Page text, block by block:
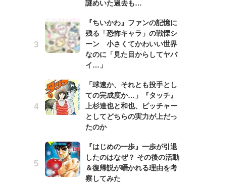
謎めいた過去も…
『ちいかわ』ファンの記憶に
残る「恐怖キャラ」の戦慄シ
ーン 小さくてかわいい世界
なのに「見た目からしてヤバ
イ…」
「球速か、それとも投手とし
ての完成度か…」『タッチ』
上杉達也と和也、ピッチャー
としてどちらの実力が上だっ
たのか
『はじめの一歩』一歩が引退
したのはなぜ？ その後の活動
＆復帰説が囁かれる理由を考
察してみた